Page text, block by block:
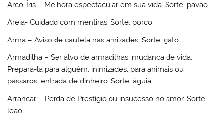
Arco-Íris – Melhora espectacular em sua vida. Sorte: pavão.
Areia- Cuidado com mentiras. Sorte: porco.
Arma – Aviso de cautela nas amizades. Sorte: gato.
Armadilha – Ser alvo de armadilhas: mudança de vida.
Prepará-la para alguém: inimizades; para animais ou
pássaros: entrada de dinheiro. Sorte: águia.
Arrancar – Perda de Prestígio ou insucesso no amor. Sorte:
leão.